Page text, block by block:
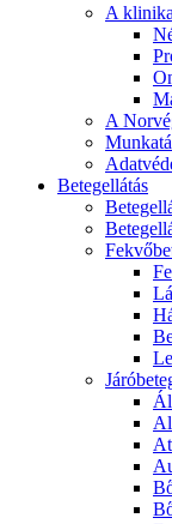
A
A
Betegellátás